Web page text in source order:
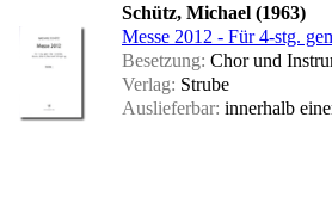
Schütz, Michael (1963)
Messe 2012 - Für 4-stg.
Besetzung: Chor und
Verlag: Strube
Auslieferbar: innerhalb